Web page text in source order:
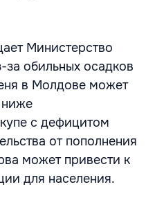
Министерство
за обильных осадков
в Молдове может
ниже
с дефицитом
от пополнения
может привести к
для населения.